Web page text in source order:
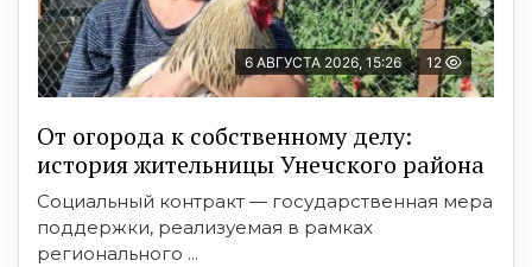
6 АВГУСТА 2026, 15:26 12
От огорода к собственному делу:
история жительницы Унечского района
Социальный контракт — государственная мера
поддержки, реализуемая в рамках
регионального ...